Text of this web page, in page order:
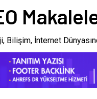
Bilişim, İnternet